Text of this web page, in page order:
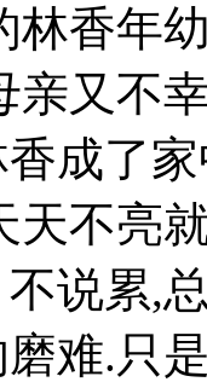
林香年
亲又不
成了
天不亮
说累,
难.只